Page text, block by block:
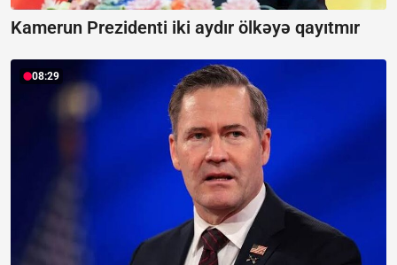
Kamerun Prezidenti iki aydır ölkəyə qayıtmır
08:29